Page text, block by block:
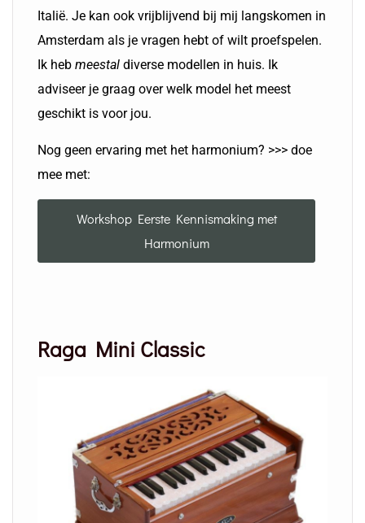
Italië. Je kan ook vrijblijvend bij mij langskomen in
Amsterdam als je vragen hebt of wilt proefspelen.
Ik heb meestal diverse modellen in huis. Ik
adviseer je graag over welk model het meest
geschikt is voor jou.
Nog geen ervaring met het harmonium? >>> doe
mee met:
Workshop Eerste Kennismaking met
Harmonium
Raga Mini Classic